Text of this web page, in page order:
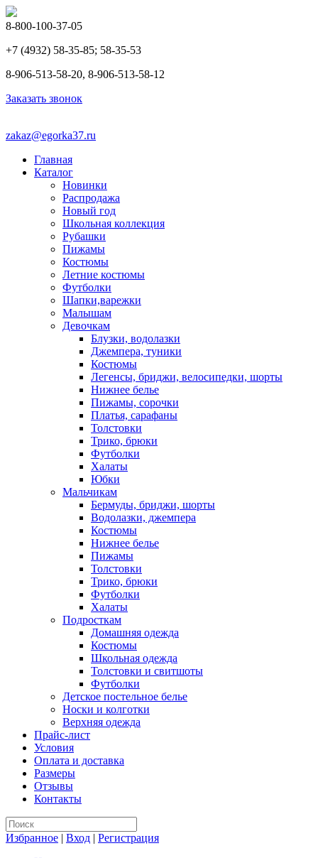
8-800-100-37-05
+7 (4932) 58-35-85; 58-35-53
8-906-513-58-20, 8-906-513-58-12
Заказать звонок
zakaz@egorka37.ru
Главная
Каталог
Новинки
Распродажа
Новый год
Школьная коллекция
Рубашки
Пижамы
Костюмы
Летние костюмы
Футболки
Шапки,варежки
Малышам
Девочкам
Блузки, водолазки
Джемпера, туники
Костюмы
Легенсы, бриджи, велосипедки, шорты
Нижнее белье
Пижамы, сорочки
Платья, сарафаны
Толстовки
Трико, брюки
Футболки
Халаты
Юбки
Мальчикам
Бермуды, бриджи, шорты
Водолазки, джемпера
Костюмы
Нижнее белье
Пижамы
Толстовки
Трико, брюки
Футболки
Халаты
Подросткам
Домашняя одежда
Костюмы
Школьная одежда
Толстовки и свитшоты
Футболки
Детское постельное белье
Носки и колготки
Верхняя одежда
Прайс-лист
Условия
Оплата и доставка
Размеры
Отзывы
Контакты
Избранное | Вход | Регистрация